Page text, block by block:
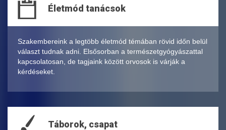
Életmód tanácsok
Szakembereink a legtöbb életmód témában rövid időn belül
választ tudnak adni. Elsősorban a természetgyógyászattal
kapcsolatosan, de tagjaink között orvosok is várják a
kérdéseket.
Táborok, csapat